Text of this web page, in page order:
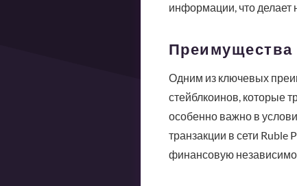
информации, что
Преимущества
Одним из ключевых
стейблкоинов, которые
особенно важно в
транзакции в сети Ruble
финансовую